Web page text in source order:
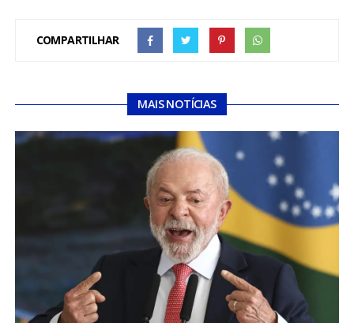
COMPARTILHAR
MAIS NOTÍCIAS